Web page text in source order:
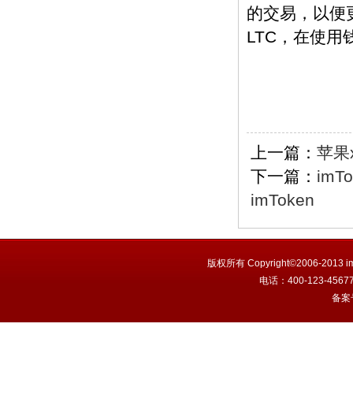
的交易，以便
LTC，在使用
上一篇： 苹
下一篇：
imToken
版权所有 Copyright©2006-2013
电话：400-123-
备案